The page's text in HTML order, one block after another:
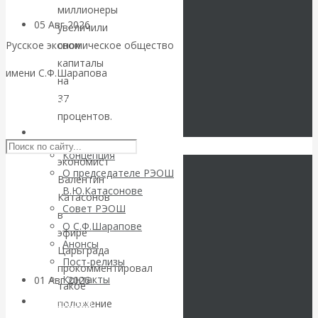
Русское экономическое общество
имени С.Ф.Шарапова
Skip to content
Концепция
О председателе РЭОШ
В.Ю.Катасонове
Совет РЭОШ
О С.Ф.Шарапове
Анонсы
Пост-релизы
Контакты
Библиотека
05 Авг 2026Деньги
Валентин
Катасонов. Еще
раз на тему
блокировки
банковских
счетов
01 Авг 2026Геополитика
миллионеры
увеличили
свои
капиталы
на
37
процентов.
Известный
экономист
Валентин
Катасонов
в
эфире
Царьграда
прокомментировал
такое
положение